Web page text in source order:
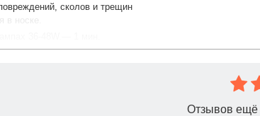
сколов и трещин
носке.
36-48W.— 1 мин.
Отзывов ещё